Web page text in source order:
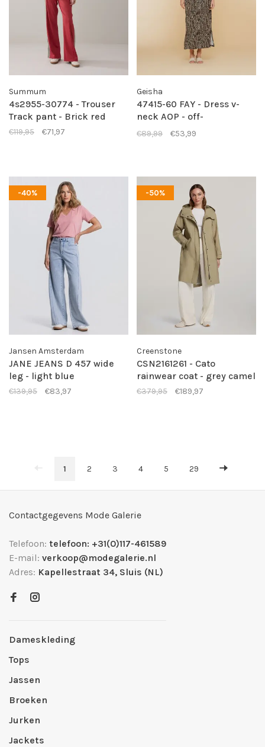
Summum
4s2955-30774 - Trouser
Track pant - Brick red
€119,95 €71,97
Geisha
47415-60 FAY - Dress v-
neck AOP - off-
white/black
€89,99 €53,99
-40%
Jansen Amsterdam
JANE JEANS D 457 wide
leg - light blue
€139,95 €83,97
-50%
Creenstone
CSN2161261 - Cato
rainwear coat - grey camel
€379,95 €189,97
1 2 3 4 5 29
Contactgegevens Mode Galerie
Telefoon: telefoon: +31(0)117-461589
E-mail: verkoop@modegalerie.nl
Adres: Kapellestraat 34, Sluis (NL)
Dameskleding
Tops
Jassen
Broeken
Jurken
Jackets